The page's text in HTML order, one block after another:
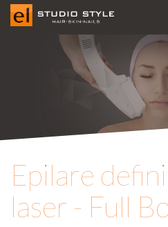
Epilare
laser - Full